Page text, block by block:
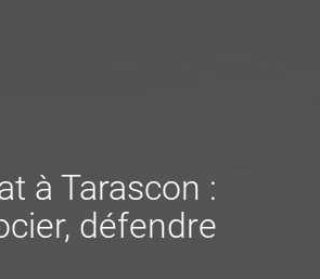
à Tarascon :
défendre